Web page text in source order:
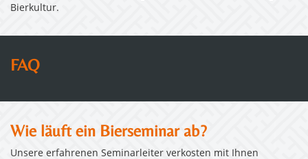
Bierkultur.
FAQ
Wie läuft ein Bierseminar ab?
Unsere erfahrenen Seminarleiter verkosten mit Ihnen